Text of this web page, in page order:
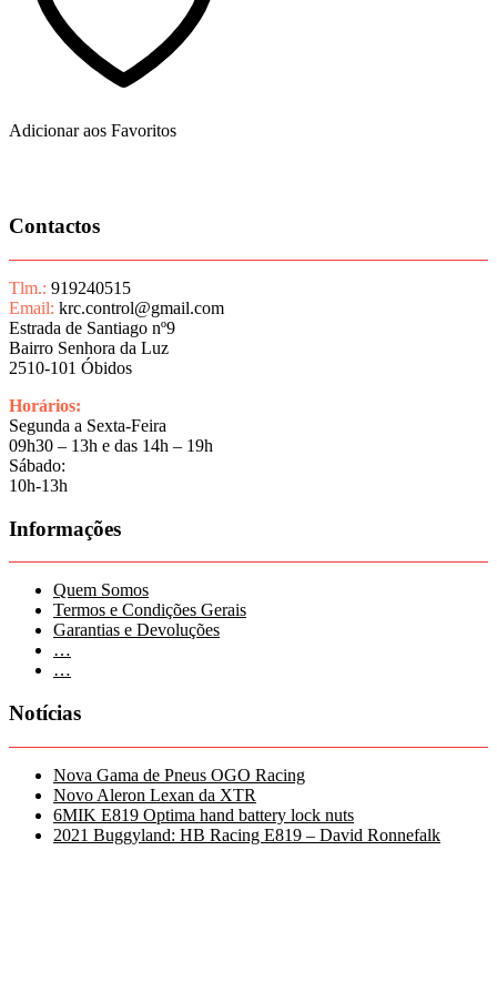
Adicionar aos Favoritos
Contactos
Tlm.: 919240515
Email: krc.control@gmail.com
Estrada de Santiago nº9
Bairro Senhora da Luz
2510-101 Óbidos
Horários:
Segunda a Sexta-Feira
09h30 – 13h e das 14h – 19h
Sábado:
10h-13h
Informações
Quem Somos
Termos e Condições Gerais
Garantias e Devoluções
…
…
Notícias
Nova Gama de Pneus OGO Racing
Novo Aleron Lexan da XTR
6MIK E819 Optima hand battery lock nuts
2021 Buggyland: HB Racing E819 – David Ronnefalk